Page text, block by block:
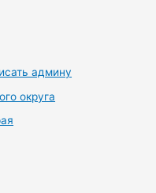
админу
округа